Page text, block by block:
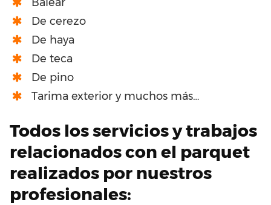
De cerezo
De haya
De teca
De pino
Tarima exterior y muchos más…
Todos los servicios y trabajos
relacionados con el parquet
realizados por nuestros
profesionales: